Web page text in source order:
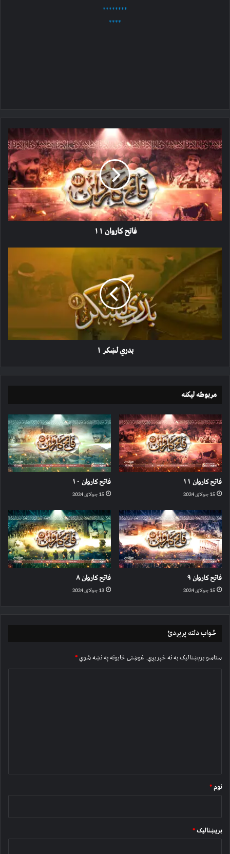
********
****
کاروان
۱۱
فاتح کاروان ۱۱
بدري
بدري لښکر ۱
مربوطه لیکنه
فاتح کاروان ۱۱
15 جولای 2024
فاتح کاروان ۱۰
15 جولای 2024
فاتح کاروان ۹
15 جولای 2024
فاتح کاروان ۸
13 جولای 2024
ځواب دلته پرېږدئ
ستاسو برېښناليک به نه خپريږي.غوښتى ځایونه په نښه شوي*
*
نوم*
بریښنالیک*